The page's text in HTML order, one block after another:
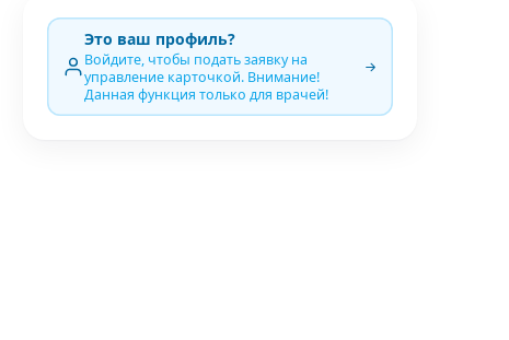
Это ваш профиль?
Войдите, чтобы подать заявку на
управление карточкой. Внимание!
Данная функция только для врачей!